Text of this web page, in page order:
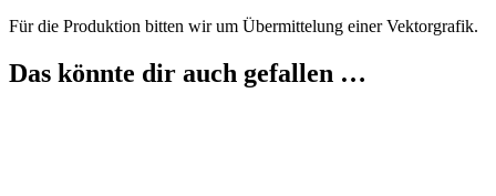
Für die Produktion bitten wir um Übermittelung einer Vektorgrafik.
Das könnte dir auch gefallen …